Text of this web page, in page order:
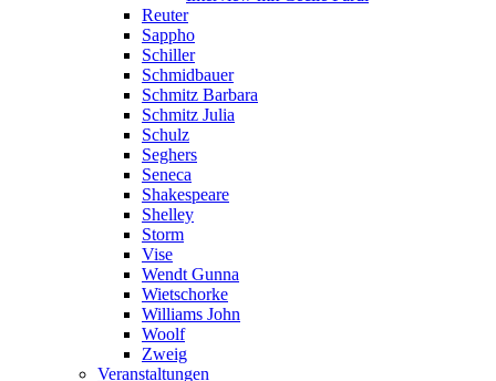
Reuter
Sappho
Schiller
Schmidbauer
Schmitz Barbara
Schmitz Julia
Schulz
Seghers
Seneca
Shakespeare
Shelley
Storm
Vise
Wendt Gunna
Wietschorke
Williams John
Woolf
Zweig
Veranstaltungen